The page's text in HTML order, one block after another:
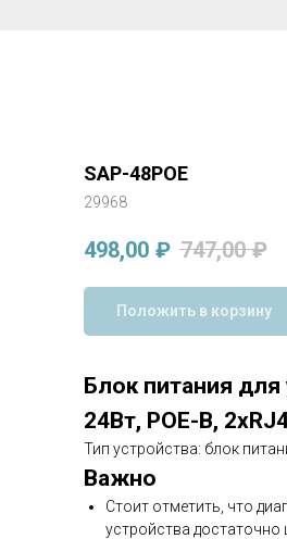
SAP-48POE
29968
498,00 ₽ 747,00 ₽
Положить в корзину
Блок питания для
24Вт, POE-B,
Тип устройства: блок
Важно
Стоит отметить, что
устройства достаточно